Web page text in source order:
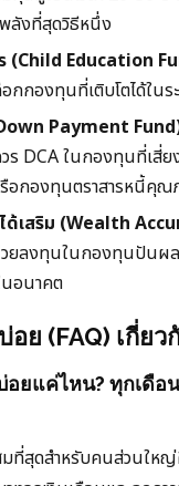
ลังที่สุดวิธีหนึ่ง
(Child Education
กกองทุนที่เติบโตได้ในร
Payment
ร DCA ในกองทุนที่เสี่
กองทุนตราสารหนี้คุณ
ได้เสริม (Wealth
ยลงทุนในกองทุนปันผล
นอนาคต
ย (FAQ) เกี่ยว
อยแค่ไหน? ทุกเดือ
มที่สุดสำหรับคนส่วนให